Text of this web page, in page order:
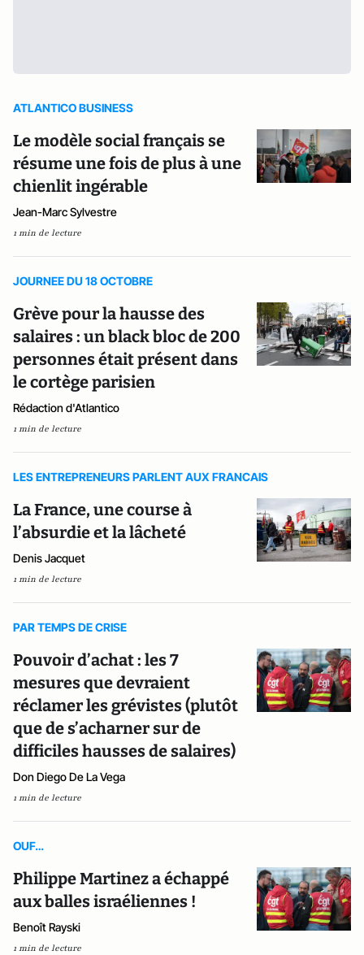
ATLANTICO BUSINESS
Le modèle social français se
résume une fois de plus à une
chienlit ingérable
Jean-Marc Sylvestre
1 min de lecture
JOURNEE DU 18 OCTOBRE
Grève pour la hausse des
salaires : un black bloc de 200
personnes était présent dans
le cortège parisien
Rédaction d'Atlantico
1 min de lecture
LES ENTREPRENEURS PARLENT AUX FRANCAIS
La France, une course à
l’absurdie et la lâcheté
Denis Jacquet
1 min de lecture
PAR TEMPS DE CRISE
Pouvoir d’achat : les 7
mesures que devraient
réclamer les grévistes (plutôt
que de s’acharner sur de
difficiles hausses de salaires)
Don Diego De La Vega
1 min de lecture
OUF…
Philippe Martinez a échappé
aux balles israéliennes !
Benoît Rayski
1 min de lecture